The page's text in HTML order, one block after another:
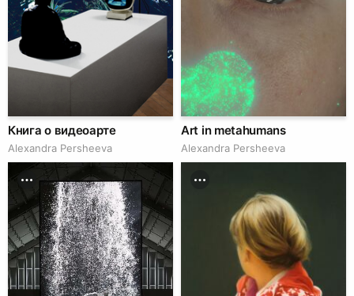
Книга о видеоарте
Alexandra Persheeva
Art in metahumans
Alexandra Persheeva